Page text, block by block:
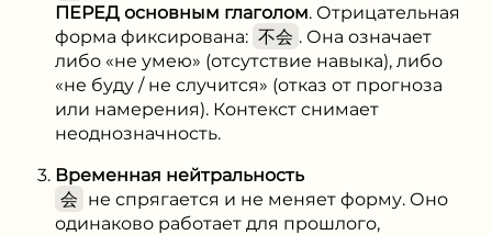
ПЕРЕД основным глаголом. Отрицательная
форма фиксирована: 不会 . Она означает
либо «не умею» (отсутствие навыка), либо
«не буду / не случится» (отказ от прогноза
или намерения). Контекст снимает
неоднозначность.
Временная нейтральность
会 не спрягается и не меняет форму. Оно
одинаково работает для прошлого,